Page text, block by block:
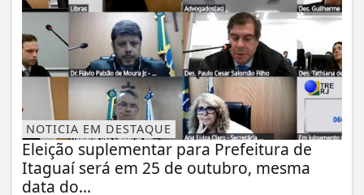
NOTICIA EM DESTAQUE
Eleição suplementar para Prefeitura de
Itaguaí será em 25 de outubro, mesma
data do...